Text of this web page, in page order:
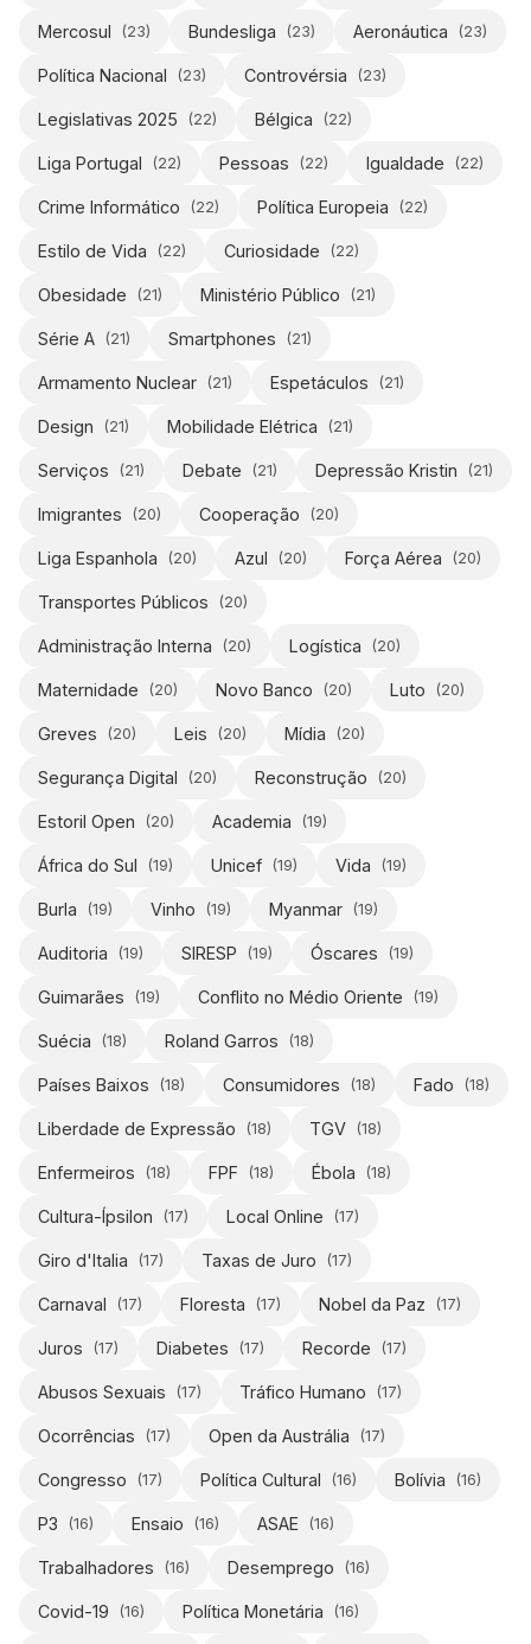
Mercosul (23) Bundesliga (23) Aeronáutica (23)
Política Nacional (23) Controvérsia (23)
Legislativas 2025 (22) Bélgica (22)
Liga Portugal (22) Pessoas (22) Igualdade (22)
Crime Informático (22) Política Europeia (22)
Estilo de Vida (22) Curiosidade (22)
Obesidade (21) Ministério Público (21)
Série A (21) Smartphones (21)
Armamento Nuclear (21) Espetáculos (21)
Design (21) Mobilidade Elétrica (21)
Serviços (21) Debate (21) Depressão Kristin (21)
Imigrantes (20) Cooperação (20)
Liga Espanhola (20) Azul (20) Força Aérea (20)
Transportes Públicos (20)
Administração Interna (20) Logística (20)
Maternidade (20) Novo Banco (20) Luto (20)
Greves (20) Leis (20) Mídia (20)
Segurança Digital (20) Reconstrução (20)
Estoril Open (20) Academia (19)
África do Sul (19) Unicef (19) Vida (19)
Burla (19) Vinho (19) Myanmar (19)
Auditoria (19) SIRESP (19) Óscares (19)
Guimarães (19) Conflito no Médio Oriente (19)
Suécia (18) Roland Garros (18)
Países Baixos (18) Consumidores (18) Fado (18)
Liberdade de Expressão (18) TGV (18)
Enfermeiros (18) FPF (18) Ébola (18)
Cultura-Ípsilon (17) Local Online (17)
Giro d'Italia (17) Taxas de Juro (17)
Carnaval (17) Floresta (17) Nobel da Paz (17)
Juros (17) Diabetes (17) Recorde (17)
Abusos Sexuais (17) Tráfico Humano (17)
Ocorrências (17) Open da Austrália (17)
Congresso (17) Política Cultural (16) Bolívia (16)
P3 (16) Ensaio (16) ASAE (16)
Trabalhadores (16) Desemprego (16)
Covid-19 (16) Política Monetária (16)